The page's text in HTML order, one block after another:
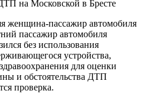
женщина-пассажир автомобиля
пассажир автомобиля
без использования
устройства,
для оценки
и обстоятельства ДТП
проверка.